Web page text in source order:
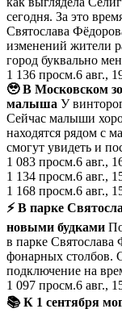
сегодня. За это
Святослава
изменений жители
город буквально
1 136 просм.6 авг.,
🥹 В Московском
малыша У
Сейчас малыши
находятся рядом с
смогут увидеть и
1 083 просм.6 авг.,
1 134 просм.6 авг.,
1 168 просм.6 авг.,
⚡️ В парке
новыми будками
в парке Святослава
фонарных столбов.
подключение на
1 097 просм.6 авг.,
📚 К 1 сентября